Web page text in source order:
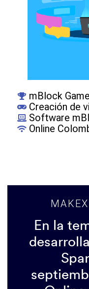
mBlock
Creación de
Software
Online
En la